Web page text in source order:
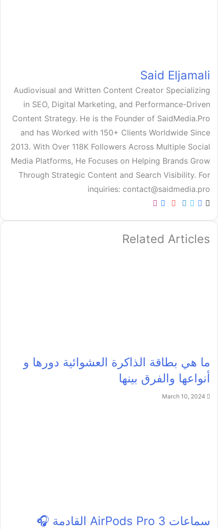
Said Eljamali
Audiovisual and Written Content Creator Specializing
in SEO, Digital Marketing, and Performance-Driven
Content Strategy. He is the Founder of SaidMedia.Pro
and has Worked with 150+ Clients Worldwide Since
2013. With Over 118K Followers Across Multiple Social
Media Platforms, He Focuses on Helping Brands Grow
Through Strategic Content and Search Visibility. For
inquiries: contact@saidmedia.pro
Website
Facebook
X
LinkedIn
Flickr
YouTube
Pinterest
Behance
Related Articles
ما هي بطاقة الذاكرة العشوائية دورها و
أنواعها والفرق بينها
March 10, 2024
سماعات AirPods Pro 3 القادمة 🎧